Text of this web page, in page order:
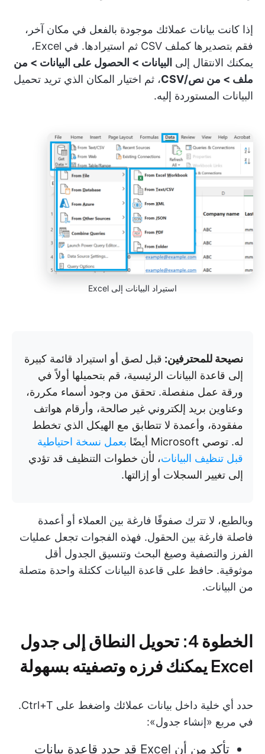
إذا كانت بيانات عملائك موجودة بالفعل في مكان آخر،
فقم بتصديرها كملف CSV ثم استيرادها. في Excel،
يمكنك الانتقال إلى البيانات > الحصول على البيانات > من
ملف > من نص/CSV
، ثم اختيار المكان الذي تريد تحميل
البيانات المستوردة إليه.
استيراد البيانات إلى Excel
نصيحة للمحترفين: قبل لصق أو استيراد قائمة كبيرة
إلى قاعدة البيانات الرئيسية، قم بتحميلها أولاً في
ورقة عمل منفصلة. تحقق من وجود أسماء مكررة،
وعناوين بريد إلكتروني غير صالحة، وأرقام هواتف
مفقودة، وأعمدة لا تتطابق مع الهيكل الذي تخطط
له. توصي Microsoft أيضًا
بعمل نسخة احتياطية
قبل تنظيف البيانات، لأن خطوات التنظيف قد تؤدي
إلى تغيير السجلات أو إزالتها.
وبالطبع، لا تترك صفوفًا فارغة بين العملاء أو أعمدة
فاصلة فارغة بين الحقول. فهذه الفجوات تجعل عمليات
الفرز والتصفية وصيغ البحث وتنسيق الجدول أقل
موثوقية. حافظ على قاعدة البيانات ككتلة واحدة متصلة
من البيانات.
الخطوة 4: تحويل النطاق إلى جدول
Excel يمكنك فرزه وتصفيته بسهولة
حدد أي خلية داخل بيانات عملائك واضغط على Ctrl+T.
في مربع «إنشاء جدول»:
تأكد من أن Excel قد حدد قاعدة بيانات